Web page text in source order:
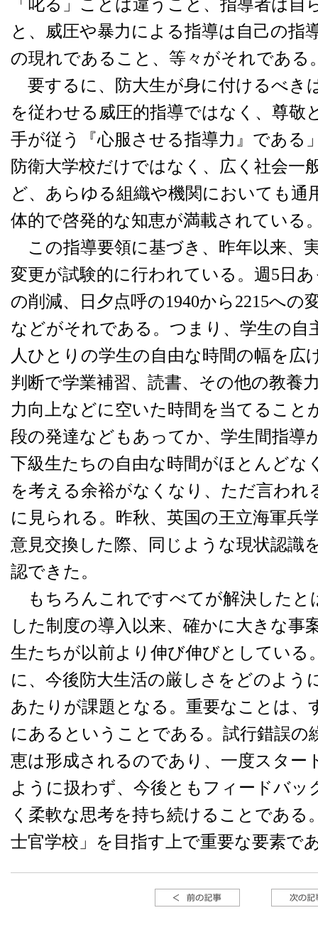
「叱る」ことは違うこと、指導者は
と、威圧や暴力による指導は自己の指
の現れであること、等々がそれである
要するに、防大生が身に付けるべき
を従わせる威圧的指導ではなく、尊敬
手が従う『心服させる指導力』である
防衛大学校だけではなく、広く社会一
ど、あらゆる組織や機関においても通
体的で啓発的な知恵が満載されている
この指導要領に基づき、昨年以来、
変更が試験的に行われている。週5日
の削減、日夕点呼の1940から2215への
などがそれである。つまり、学生の自
人ひとりの学生の自由な時間の幅を広
判断で学業補習、読書、その他の教養
力向上などに空いた時間を当てること
段の発達などもあってか、学生間指導
下級生たちの自由な時間がほとんどな
を考える余裕がなくなり、ただ言われ
に見られる。昨秋、英国の王立海軍兵
意見交換した際、同じような現状認識
認できた。
もちろんこれですべてが解決したと
した制度の導入以来、確かに大きな事
生たちが以前より伸び伸びとしている
に、今後防大生活の厳しさをどのよう
あたりが課題となる。重要なことは、
にあるということである。試行錯誤の
恵は形成されるのであり、一度スター
ように扱わず、今後ともフィードバッ
く柔軟な思考を持ち続けることである
士官学校」を目指す上で重要な要素で